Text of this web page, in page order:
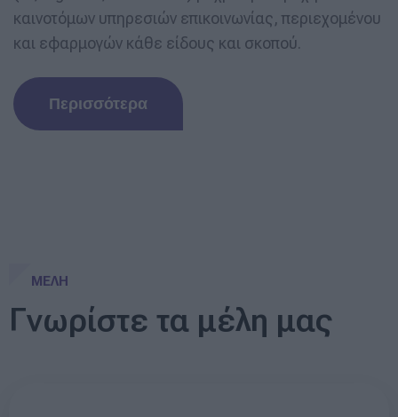
καινοτόμων υπηρεσιών επικοινωνίας, περιεχομένου
και εφαρμογών κάθε είδους και σκοπού.
Περισσότερα
ΜΕΛΗ
Γνωρίστε τα μέλη μας